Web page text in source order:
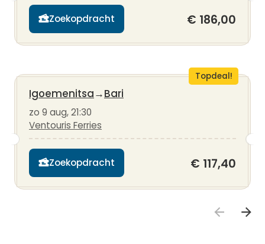
Zoekopdracht € 186,00
Topdeal!
Igoemenitsa→Bari
zo 9 aug, 21:30
Ventouris Ferries
Zoekopdracht € 117,40